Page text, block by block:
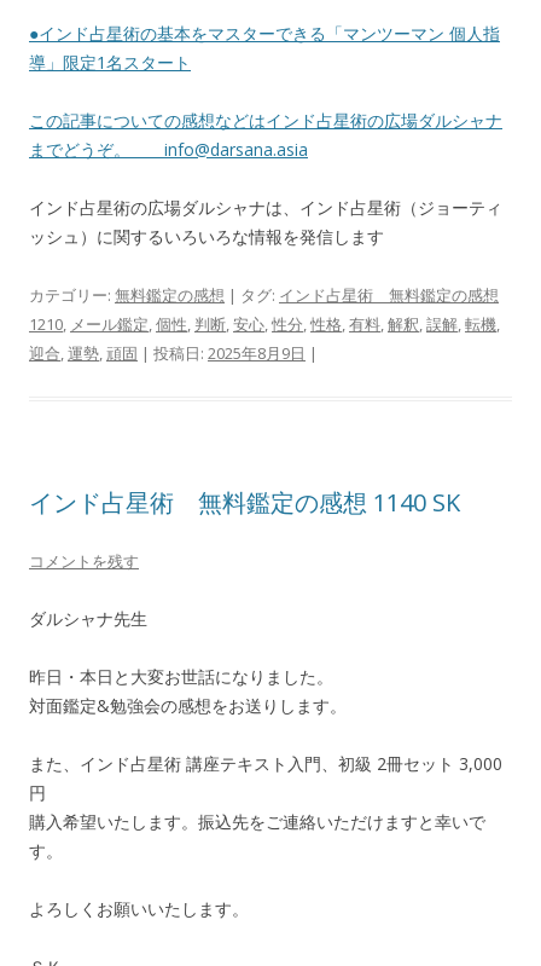
●インド占星術の基本をマスターできる「マンツーマン 個人指
導」限定1名スタート
この記事についての感想などはインド占星術の広場ダルシャナ
までどうぞ。 info@darsana.asia
インド占星術の広場ダルシャナは、インド占星術（ジョーティ
ッシュ）に関するいろいろな情報を発信します
カテゴリー: 無料鑑定の感想 | タグ: インド占星術 無料鑑定の感想
1210, メール鑑定,個性, 判断,安心,性分,性格,有料,解釈,誤解,転機,
迎合,運勢,頑固 | 投稿日: 2025年8月9日 |
インド占星術 無料鑑定の感想 1140 SK
コメントを残す
ダルシャナ先生
昨日・本日と大変お世話になりました。
対面鑑定&勉強会の感想をお送りします。
また、インド占星術 講座テキスト入門、初級 2冊セット 3,000
円
購入希望いたします。振込先をご連絡いただけますと幸いで
す。
よろしくお願いいたします。